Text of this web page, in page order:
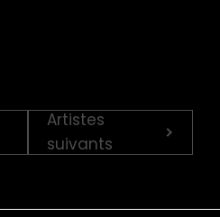
Artistes
suivants